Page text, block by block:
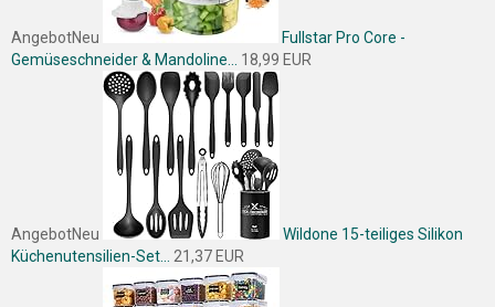
AngebotNeu
Fullstar Pro Core -
Gemüseschneider & Mandoline...
18,99 EUR
AngebotNeu
Wildone 15-teiliges Silikon
Küchenutensilien-Set...
21,37 EUR